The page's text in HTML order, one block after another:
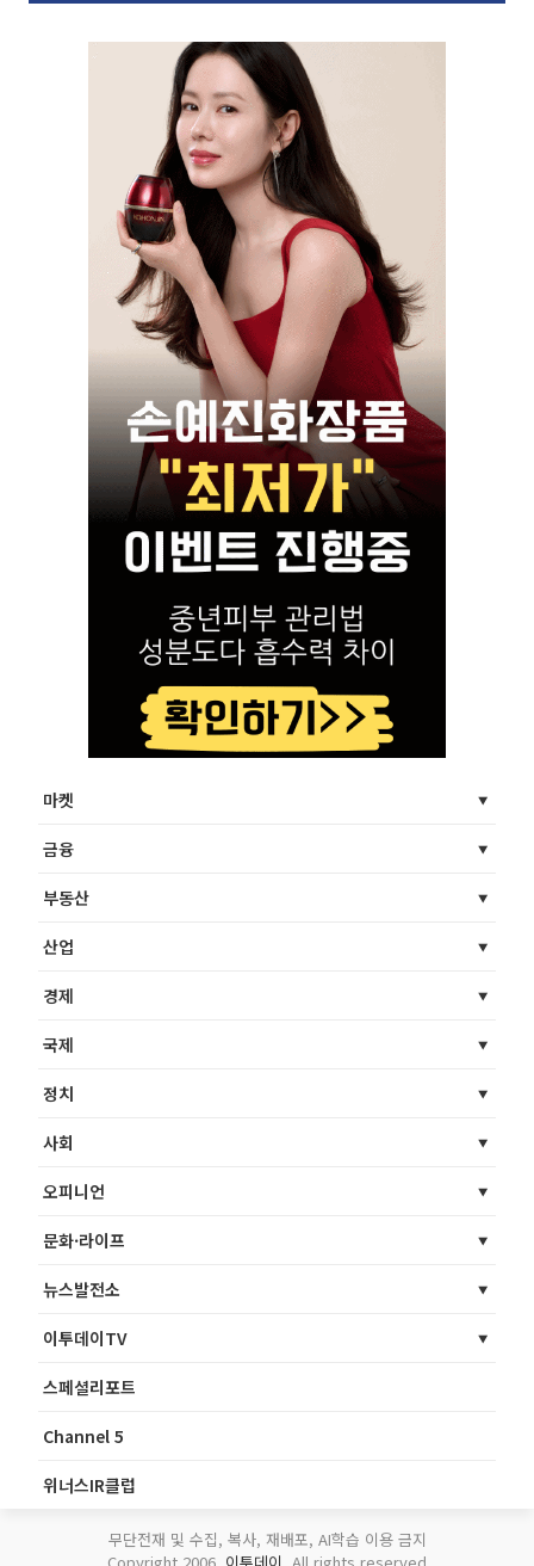
마켓
금융
부동산
산업
경제
국제
정치
사회
오피니언
문화·라이프
뉴스발전소
이투데이TV
스페셜리포트
Channel 5
위너스IR클럽
무단전재 및 수집, 복사, 재배포, AI학습 이용 금지